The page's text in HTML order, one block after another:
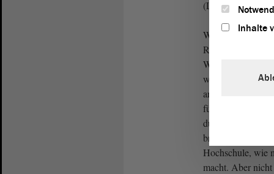
(Lachen)
Was wir
Rahmen, der
Wir müssen
wie
arbeiten. Wir
für den
durch KI-
brauchen klare
Hochschule, wie
macht. Aber
Inhalte